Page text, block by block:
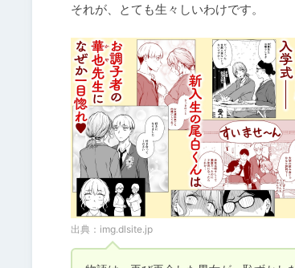
それが、とても生々しいわけです。
出典： img.dlsite.jp